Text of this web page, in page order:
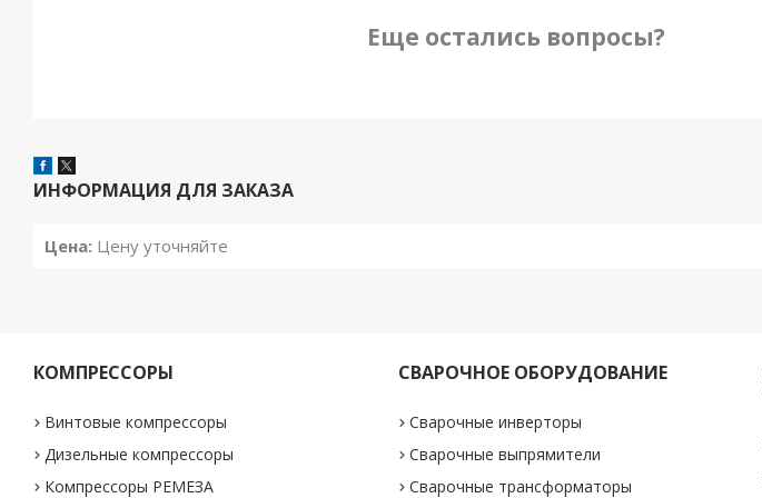
Еще остались вопросы?
ИНФОРМАЦИЯ ДЛЯ ЗАКАЗА
Цена: Цену уточняйте
КОМПРЕССОРЫ
Винтовые компрессоры
Дизельные компрессоры
Компрессоры РЕМЕЗА
СВАРОЧНОЕ ОБОРУДОВАНИЕ
Сварочные инверторы
Сварочные выпрямители
Сварочные трансформаторы